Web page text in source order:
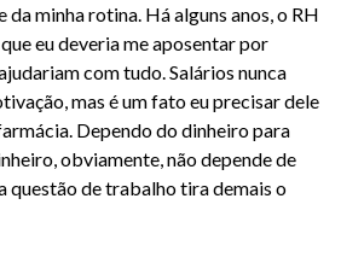
da minha rotina. Há alguns anos, o RH
eu deveria me aposentar por
com tudo. Salários nunca
mas é um fato eu precisar dele
Dependo do dinheiro para
obviamente, não depende de
questão de trabalho tira demais o